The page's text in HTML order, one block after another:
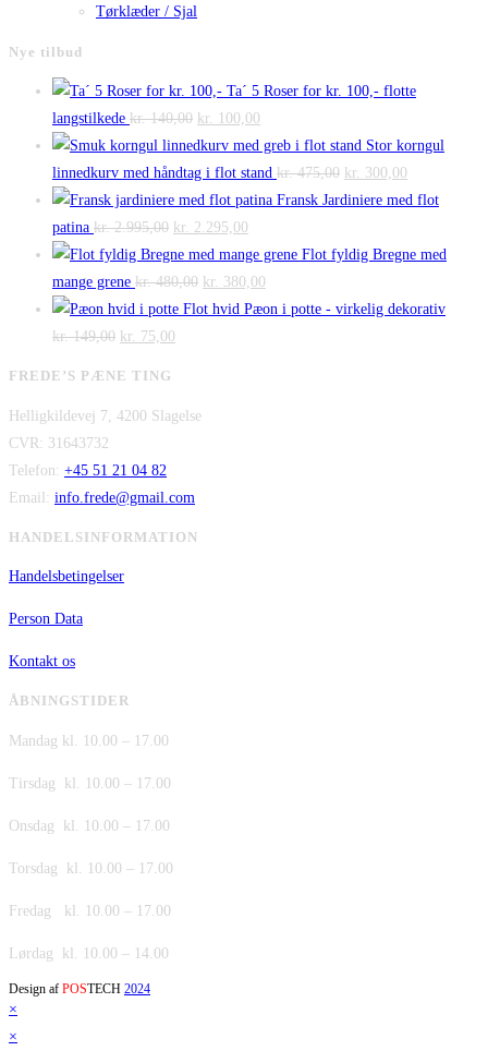
Tørklæder / Sjal
Nye tilbud
Ta´ 5 Roser for kr. 100,- flotte
langstilkede kr.140,00 Den
oprindelige
pris
var:
kr. 140,00.
kr. 100,00
aktuelle
pris
er:
Stor korngul
linnedkurv med håndtag i flot stand kr.475,00 Den
oprindelige
var:
kr. 300,00
aktuelle
er:
Fransk Jardiniere med flot
patina kr.2.995,00 Den
oprindelige
pris
var:
kr. 2.995,00.
kr. 2.295,00
aktuelle
pris
er:
Flot fyldig Bregne med
mange grene kr.480,00 Den
oprindelige
kr. 380,00
aktuelle
Flot hvid Pæon i potte - virkelig dekorativ
kr.149,00 Den
var:
kr. 75,00
er:
FREDE’S PÆNE TING
Helligkildevej 7, 4200 Slagelse
CVR: 31643732
Telefon: +45 51 21 04 82
Email: info.frede@gmail.com
HANDELSINFORMATION
Handelsbetingelser
Person Data
Kontakt os
ÅBNINGSTIDER
Mandag kl. 10.00 – 17.00
Tirsdag kl. 10.00 – 17.00
Onsdag kl. 10.00 – 17.00
Torsdag kl. 10.00 – 17.00
Fredag kl. 10.00 – 17.00
Lørdag kl. 10.00 – 14.00
Design af POSTECH 2024
×
×